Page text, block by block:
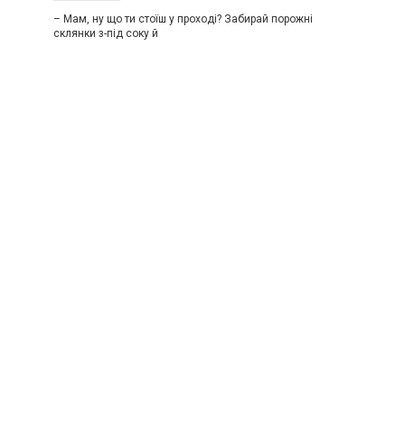
– Мам, ну що ти стоїш у проході? Забирай порожні
склянки з-під соку й